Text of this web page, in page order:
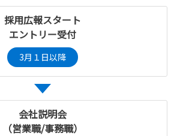
採用広報スタート
エントリー受付
3月１日以降
会社説明会
（営業職/事務職）